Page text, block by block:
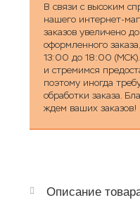
В связи с высоким
нашего интернет-
заказов увеличено
оформленного
13:00 до 18:00
и стремимся
поэтому иногда
обработки заказа.
ждем ваших заказов!
Описание